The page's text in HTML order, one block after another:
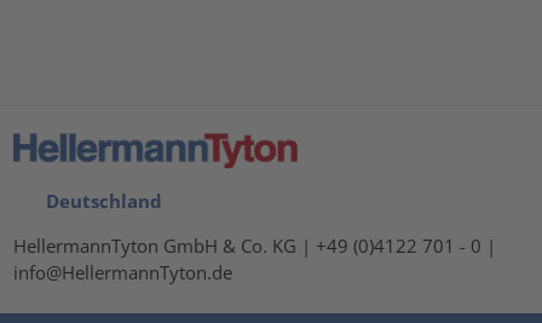
Deutschland
HellermannTyton GmbH & Co. KG | +49 (0)4122 701 - 0 |
info@HellermannTyton.de